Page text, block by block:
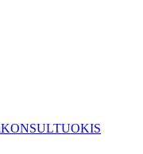
KONSULTUOKIS